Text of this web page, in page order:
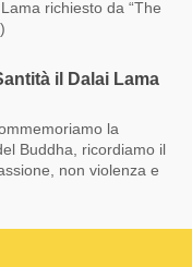
richiesto da “The
il Dalai Lama
la
Buddha, ricordiamo il
non violenza e